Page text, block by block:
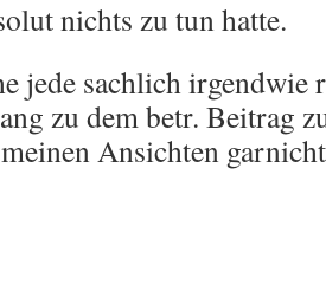
nichts zu tun hatte.
jede sachlich irgendwie
zu dem betr. Beitrag
Ansichten